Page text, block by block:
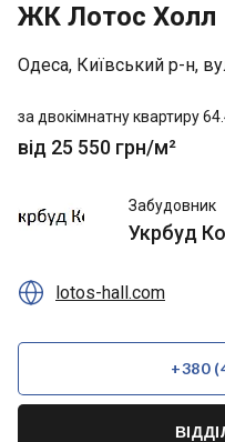
ЖК Лотос Холл
Одеса, Київський р-н,
за двокімнатну квартиру
від 25 550 грн/м²
Концепт
Забудовник
Укрбуд
 lotos-hall.com
+380